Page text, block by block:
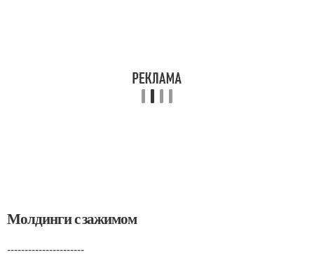
Молдинги с зажимом
----------------------